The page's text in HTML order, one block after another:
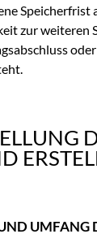
Speicherfrist
zur weiteren
UMFANG